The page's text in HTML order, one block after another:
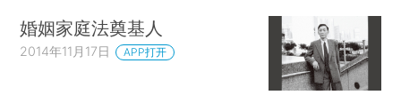
婚姻家庭法奠基人
2014年11月17日 APP打开